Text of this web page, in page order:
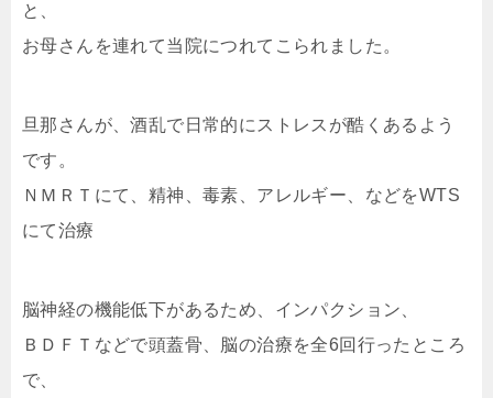
と、
お母さんを連れて当院につれてこられました。
旦那さんが、酒乱で日常的にストレスが酷くあるよう
です。
ＮＭＲＴにて、精神、毒素、アレルギー、などをWTS
にて治療
脳神経の機能低下があるため、インパクション、
ＢＤＦＴなどで頭蓋骨、脳の治療を全6回行ったところ
で、